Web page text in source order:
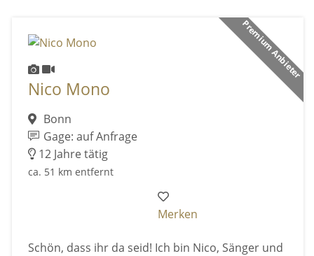
Premium Anbieter
Nico Mono
Bonn
Gage: auf Anfrage
12 Jahre tätig
ca. 51 km entfernt
Merken
Schön, dass ihr da seid! Ich bin Nico, Sänger und